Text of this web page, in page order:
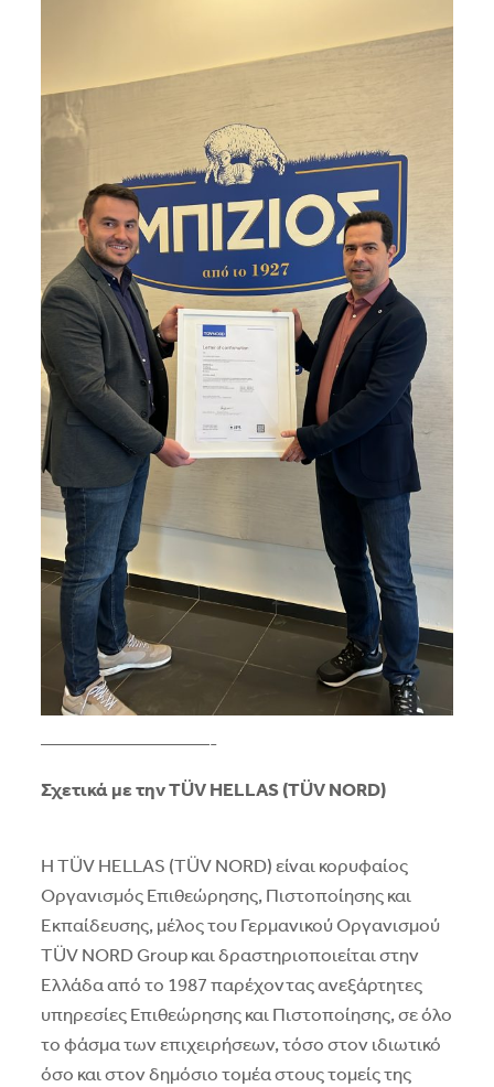
—————————-
Σχετικά με τηνTÜV HELLAS(TÜV NORD)
Η TÜV HELLAS (TÜV NORD) είναι κορυφαίος
Οργανισμός Επιθεώρησης, Πιστοποίησης και
Εκπαίδευσης, μέλος του Γερμανικού Οργανισμού
TÜV NORD Group και δραστηριοποιείται στην
Ελλάδα από το 1987 παρέχοντας ανεξάρτητες
υπηρεσίες Επιθεώρησης και Πιστοποίησης, σε όλο
το φάσμα των επιχειρήσεων, τόσο στον ιδιωτικό
όσο και στον δημόσιο τομέα στους τομείς της